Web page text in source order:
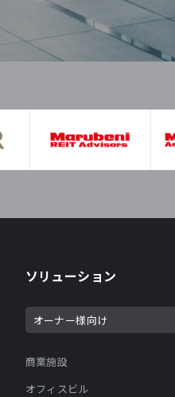
ソリューション
オーナー様向け
商業施設
オフィスビル